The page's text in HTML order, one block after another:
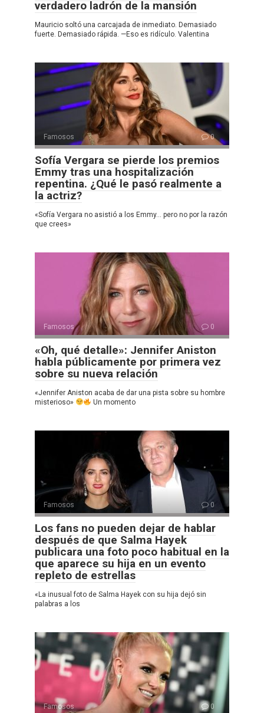
verdadero ladrón de la mansión
Mauricio soltó una carcajada de inmediato. Demasiado
fuerte. Demasiado rápida. —Eso es ridículo. Valentina
Famosos 0
Sofía Vergara se pierde los premios
Emmy tras una hospitalización
repentina. ¿Qué le pasó realmente a
la actriz?
«Sofía Vergara no asistió a los Emmy… pero no por la razón
que crees»
Famosos 0
«Oh, qué detalle»: Jennifer Aniston
habla públicamente por primera vez
sobre su nueva relación
«Jennifer Aniston acaba de dar una pista sobre su hombre
misterioso»
Un momento
Famosos 0
Los fans no pueden dejar de hablar
después de que Salma Hayek
publicara una foto poco habitual en la
que aparece su hija en un evento
repleto de estrellas
«La inusual foto de Salma Hayek con su hija dejó sin
palabras a los
Famosos 0